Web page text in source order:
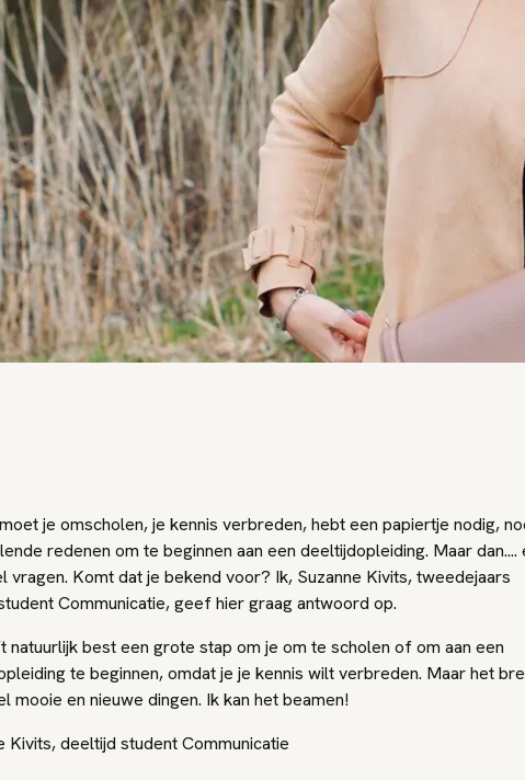
je omscholen, je kennis verbreden, hebt een papiertje nodig,
redenen om te beginnen aan een deeltijdopleiding. Maar dan....
vragen. Komt dat je bekend voor? Ik, Suzanne Kivits, tweedejaars
Communicatie, geef hier graag antwoord op.
natuurlijk best een grote stap om je om te scholen of om aan een
te beginnen, omdat je je kennis wilt verbreden. Maar het
mooie en nieuwe dingen. Ik kan het beamen!
Kivits, deeltijd student Communicatie